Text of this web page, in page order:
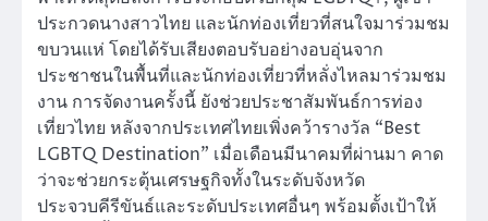
ประกวดนางสาวไทย และนักท่องเที่ยวที่สนใจมาร่วมชม
ขบวนแห่ โดยได้รับเสียงตอบรับอย่างอบอุ่นจาก
ประชาชนในพื้นที่และนักท่องเที่ยวที่หลั่งไหลมาร่วมชม
งาน การจัดงานครั้งนี้ ยังช่วยประชาสัมพันธ์การท่อง
เที่ยวไทย หลังจากประเทศไทยเพิ่งคว้ารางวัล “Best
LGBTQ Destination” เมื่อเดือนมีนาคมที่ผ่านมา คาด
ว่าจะช่วยกระตุ้นเศรษฐกิจทั้งในระดับจังหวัด
ประจวบคีรีขันธ์และระดับประเทศอื่นๆ พร้อมตั้งเป้าให้